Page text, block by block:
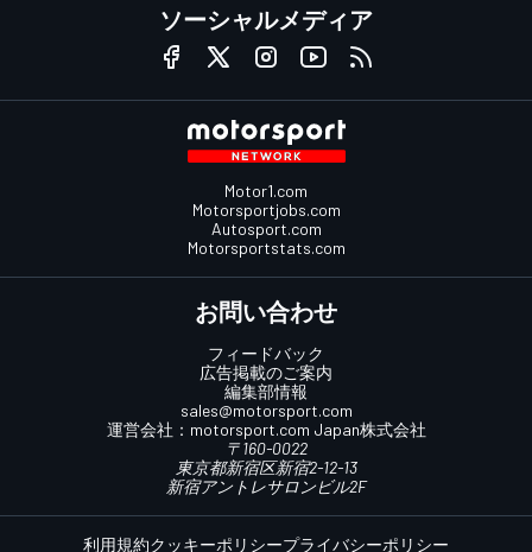
ソーシャルメディア
Motor1.com
Motorsportjobs.com
Autosport.com
Motorsportstats.com
お問い合わせ
フィードバック
広告掲載のご案内
編集部情報
sales@motorsport.com
運営会社： motorsport.com Japan株式会社
〒160-0022
東京都新宿区新宿2-12-13
新宿アントレサロンビル2F
利用規約クッキーポリシープライバシーポリシー